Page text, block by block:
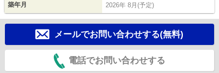
築年月 2026年 8月(予定)
メールでお問い合わせする(無料)
電話でお問い合わせする